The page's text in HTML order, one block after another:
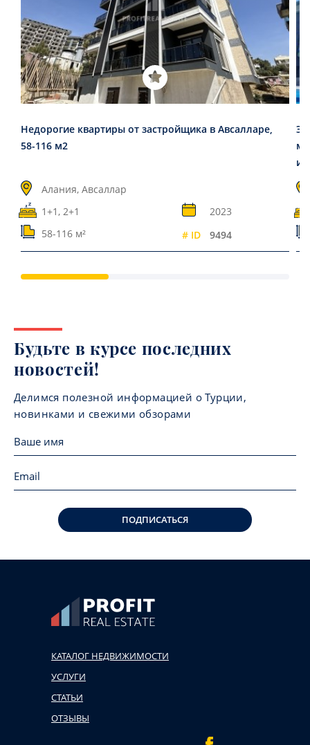
Недорогие квартиры от застройщика в Авсалларе,
58-116 м2
Алания, Авсаллар
1+1, 2+1
2023
58-116 м²
# ID 9494
Будьте в курсе последних
новостей!
Делимся полезной информацией о Турции,
новинками и свежими обзорами
ПОДПИСАТЬСЯ
КАТАЛОГ НЕДВИЖИМОСТИ
УСЛУГИ
СТАТЬИ
ОТЗЫВЫ